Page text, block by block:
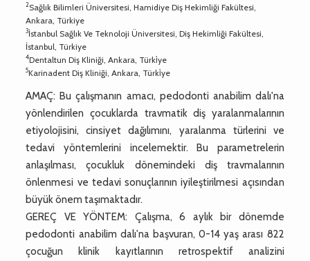
2Sağlık Bilimleri Üniversitesi, Hamidiye Diş Hekimliği Fakültesi,
Ankara, Türkiye
3İstanbul Sağlık Ve Teknoloji Üniversitesi, Diş Hekimliği Fakültesi,
İstanbul, Türkiye
4Dentaltun Diş Kliniği, Ankara, Türki̇ye
5Karinadent Diş Kliniği, Ankara, Türki̇ye
AMAÇ: Bu çalışmanın amacı, pedodonti anabilim dalı'na
yönlendirilen çocuklarda travmatik diş yaralanmalarının
etiyolojisini, cinsiyet dağılımını, yaralanma türlerini ve
tedavi yöntemlerini incelemektir. Bu parametrelerin
anlaşılması, çocukluk dönemindeki diş travmalarının
önlenmesi ve tedavi sonuçlarının iyileştirilmesi açısından
büyük önem taşımaktadır.
GEREÇ VE YÖNTEM: Çalışma, 6 aylık bir dönemde
pedodonti anabilim dalı'na başvuran, 0-14 yaş arası 822
çocuğun klinik kayıtlarının retrospektif analizini